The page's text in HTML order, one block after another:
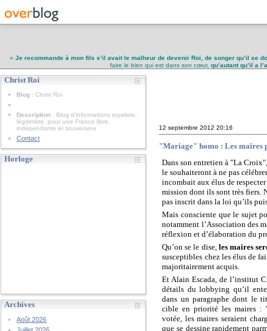
« Je recommande à mon fils s’il avait le malheur de devenir Roi, de songer qu’il se
faire le bien qui est dans son cœur, qu’autant qu’il a
Christ Roi
Blog : Christ Roi
Description : Blog d'informations royaliste,
légitimiste, pour une France libre,
indépendante et souveraine
Contact
Horloge
Archives
Août 2026
12 septembre 2012 20:16
"Mariage" homo : Les maires
Dans son entretien à "La
le souhaiteront à ne pas
incombait aux élus de
mission dont ils sont très fiers.
pas inscrit dans la loi qu’ils
Mais consciente que le sujet
notamment l’Association des
réflexion et d’élaboration du
Qu’on se le dise, les maires
susceptibles chez les élus de
majoritairement acquis.
Et Alain Escada, de l’institut
détails du lobbying qu’il
dans un paragraphe dont le
cible en priorité les maires :
votée, les maires seraient
que se dessine rapidement